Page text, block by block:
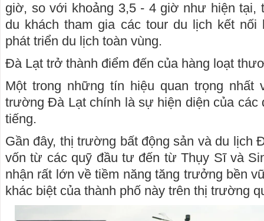
giờ, so với khoảng 3,5 - 4 giờ như hiện tại,
du khách tham gia các tour du lịch kết
phát triển du lịch toàn vùng.
Đà Lạt trở thành điểm đến của hàng loạt
Một trong những tín hiệu quan trọng nhất
trường Đà Lạt chính là sự hiện diện của các
tiếng.
Gần đây, thị trường bất động sản và du lịch
vốn từ các quỹ đầu tư đến từ Thụy Sĩ và
nhận rất lớn về tiềm năng tăng trưởng bền
khác biệt của thành phố này trên thị trường